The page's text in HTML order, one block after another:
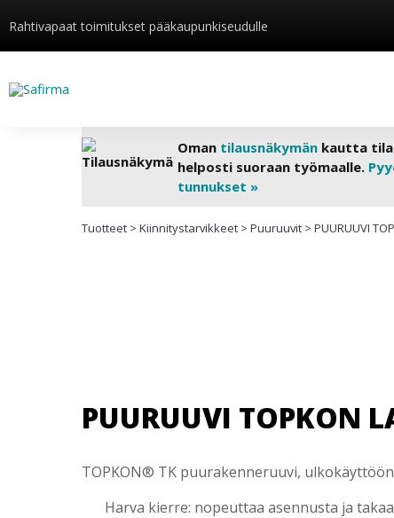
Rahtivapaat toimitukset pääkaupunkiseudulle
Oman tilausnäkymänkautta
helposti suoraan työmaalle.
tunnukset »
Tuotteet > Kiinnitys­tarvikkeet > Puuruuvit > PUURUUVI
PUURUUVI TOPKON
TOPKON® TK puurakenneruuvi,
Harva kierre: nopeuttaa asennusta ja